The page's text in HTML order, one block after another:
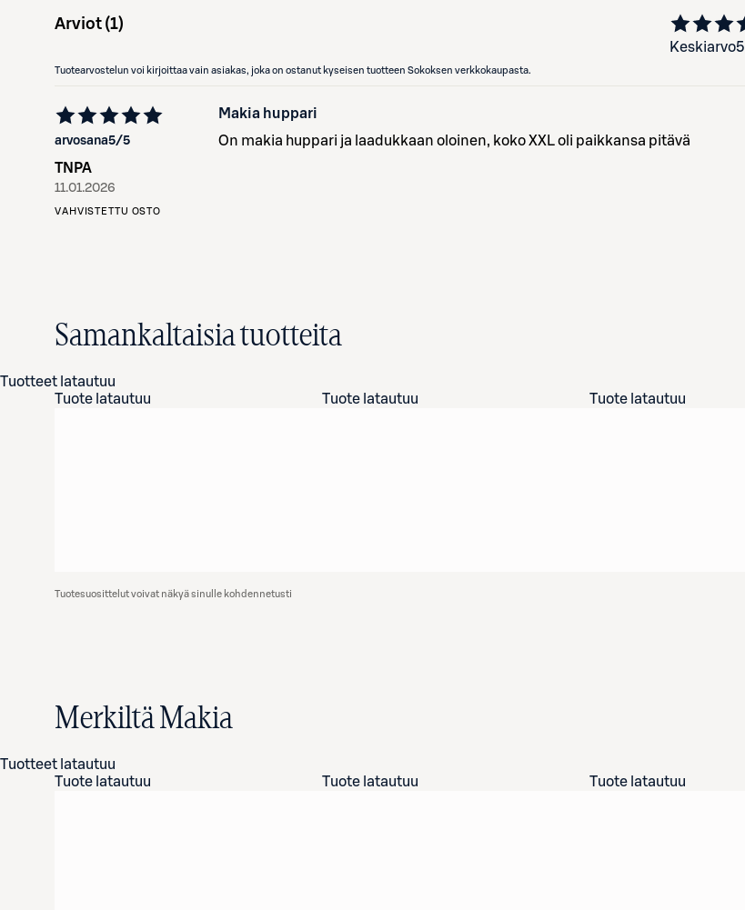
Arviot (1)
Keskiarvo5
Tuotearvostelun voi kirjoittaa vain asiakas, joka on ostanut kyseisen tuotteen Sokoksen verkkokaupasta.
arvosana5/5
TNPA
11.01.2026
VAHVISTETTU OSTO
Makia huppari
On makia huppari ja laadukkaan oloinen, koko XXL oli paikkansa pitävä
Samankaltaisia tuotteita
Tuotteet latautuu
Tuote latautuu
Tuote latautuu Tuote latautuu
Tuotesuosittelut voivat näkyä sinulle kohdennetusti
Merkiltä Makia
Tuotteet latautuu
Tuote latautuu
Tuote latautuu Tuote latautuu